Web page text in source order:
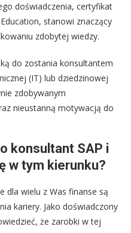
doświadczenia, certyfikat
stanowi znaczący
zdobytej wiedzy.
do zostania konsultantem
(IT) lub dziedzinowej
zdobywanym
nieustanną motywacją do
konsultant SAP i
w tym kierunku?
dla wielu z Was finanse są
kariery. Jako doświadczony
że zarobki w tej